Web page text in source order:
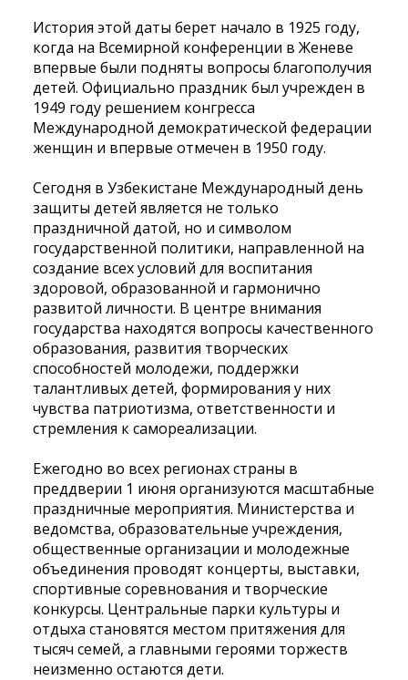
История этой даты берет начало в 1925 году,
когда на Всемирной конференции в Женеве
впервые были подняты вопросы благополучия
детей. Официально праздник был учрежден в
1949 году решением конгресса
Международной демократической федерации
женщин и впервые отмечен в 1950 году.
Сегодня в Узбекистане Международный день
защиты детей является не только
праздничной датой, но и символом
государственной политики, направленной на
создание всех условий для воспитания
здоровой, образованной и гармонично
развитой личности. В центре внимания
государства находятся вопросы качественного
образования, развития творческих
способностей молодежи, поддержки
талантливых детей, формирования у них
чувства патриотизма, ответственности и
стремления к самореализации.
Ежегодно во всех регионах страны в
преддверии 1 июня организуются масштабные
праздничные мероприятия. Министерства и
ведомства, образовательные учреждения,
общественные организации и молодежные
объединения проводят концерты, выставки,
спортивные соревнования и творческие
конкурсы. Центральные парки культуры и
отдыха становятся местом притяжения для
тысяч семей, а главными героями торжеств
неизменно остаются дети.